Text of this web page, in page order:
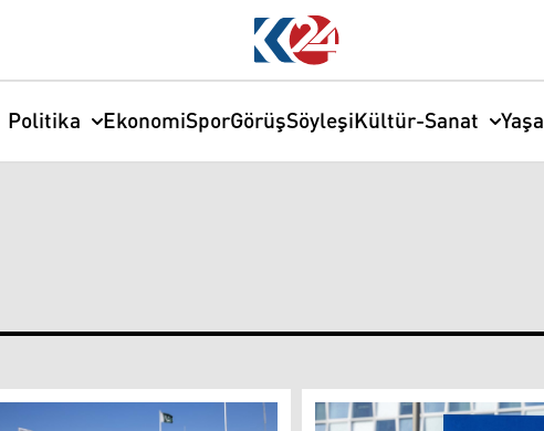
Politika EkonomiSporGörüşSöyleşiKültür-Sanat